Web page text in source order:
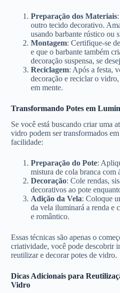
Preparação dos Materiais
outro tecido decorativo.
usando barbante rústico ou
Montagem: Certifique-se
e que o barbante também
decoração suspensa, se
Reciclagem: Após a festa,
decoração e reciclar o
em mente.
Transformando Potes em
Se você está buscando criar uma
vidro podem ser transformados
facilidade:
Preparação do Pote:
mistura de cola branca com
Decoração: Cole rendas,
decorativos ao pote
Adição da Vela: Coloque
da vela iluminará a renda e
e romântico.
Essas técnicas são apenas o
criatividade, você pode descobrir
reutilizar e decorar potes de vidro.
Dicas Adicionais para
Vidro